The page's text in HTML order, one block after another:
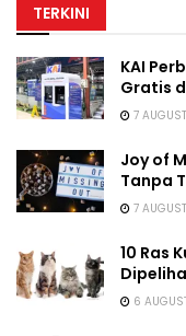
TERKINI
KAI
Gratis
7
Joy of
Tanpa
7
10 Ras
6